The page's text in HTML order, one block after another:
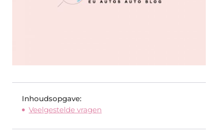
Inhoudsopgave:
Veelgestelde vragen